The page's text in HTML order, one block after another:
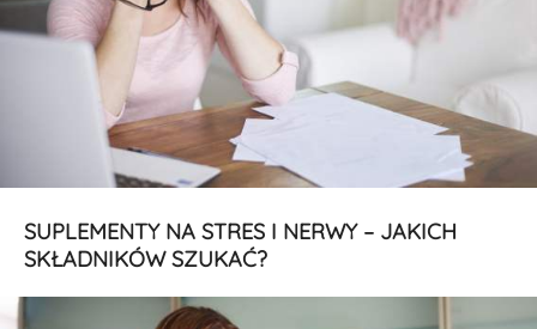
SUPLEMENTY NA STRES I NERWY – JAKICH
SKŁADNIKÓW SZUKAĆ?